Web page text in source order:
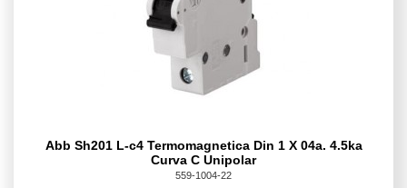
Abb Sh201 L-c4 Termomagnetica Din 1 X 04a. 4.5ka
Curva C Unipolar
559-1004-22